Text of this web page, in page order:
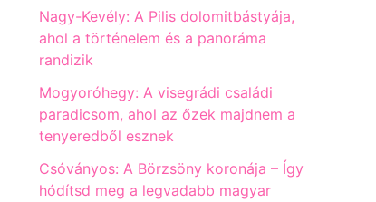
Nagy-Kevély: A Pilis dolomitbástyája,
ahol a történelem és a panoráma
randizik
Mogyoróhegy: A visegrádi családi
paradicsom, ahol az őzek majdnem a
tenyeredből esznek
Csóványos: A Börzsöny koronája – Így
hódítsd meg a legvadabb magyar